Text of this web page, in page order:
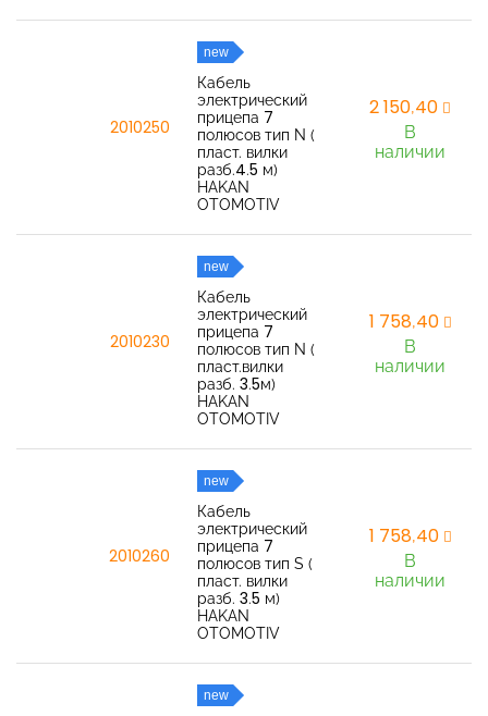
2010250
new
Кабель
электрический
прицепа 7
полюсов тип N (
пласт. вилки
разб.4.5 м)
HAKAN
OTOMOTIV
2 150,40
В
наличии
2010230
new
Кабель
электрический
прицепа 7
полюсов тип N (
пласт.вилки
разб. 3.5м)
HAKAN
OTOMOTIV
1 758,40
В
наличии
2010260
new
Кабель
электрический
прицепа 7
полюсов тип S (
пласт. вилки
разб. 3.5 м)
HAKAN
OTOMOTIV
1 758,40
В
наличии
new